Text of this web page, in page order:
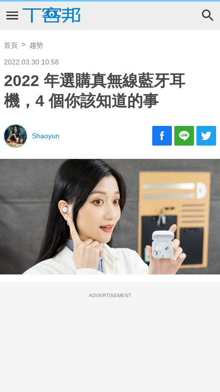
首頁 趨勢
2022.03.30 10:58
2022 年選購真無線藍牙耳
機，4 個你該知道的事
Shaoyun
ADVERTISEMENT